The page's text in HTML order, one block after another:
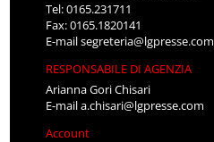
Tel: 0165.231711
Fax: 0165.1820141
E-mailsegreteria@lgpresse.com
RESPONSABILE DI AGENZIA
Arianna Gori Chisari
E-maila.chisari@lgpresse.com
Account